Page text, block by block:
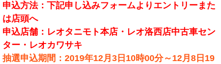
申込方法：下記申し込みフォームよりエントリーまた
は店頭へ
申込店舗：レオタニモト本店・レオ洛西店中古車セン
ター・レオカワサキ
抽選申込期間：2019年12月3日10時00分～12月8日19